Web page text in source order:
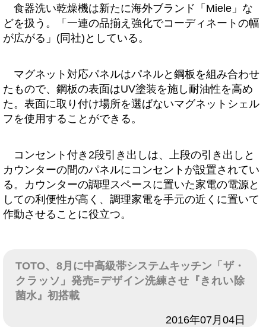
食器洗い乾燥機は新たに海外ブランド「Miele」な
どを扱う。「一連の品揃え強化でコーディネートの幅
が広がる」(同社)としている。
マグネット対応パネルはパネルと鋼板を組み合わせ
たもので、鋼板の表面はUV塗装を施し耐油性を高め
た。表面に取り付け場所を選ばないマグネットシェル
フを使用することができる。
コンセント付き2段引き出しは、上段の引き出しと
カウンターの間のパネルにコンセントが設置されてい
る。カウンターの調理スペースに置いた家電の電源と
しての利便性が高く、調理家電を手元の近くに置いて
作動させることに役立つ。
TOTO、8月に中高級帯システムキッチン「ザ・
クラッソ」発売=デザイン洗練させ『きれい除
菌水』初搭載
2016年07月04日